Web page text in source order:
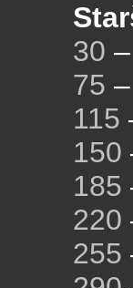
30 –
75 –
115
150
185
220
255